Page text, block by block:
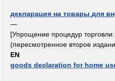
декларация на товары для
—
[Упрощение процедур торговли:
(пересмотренное второе
EN
goods declaration for home